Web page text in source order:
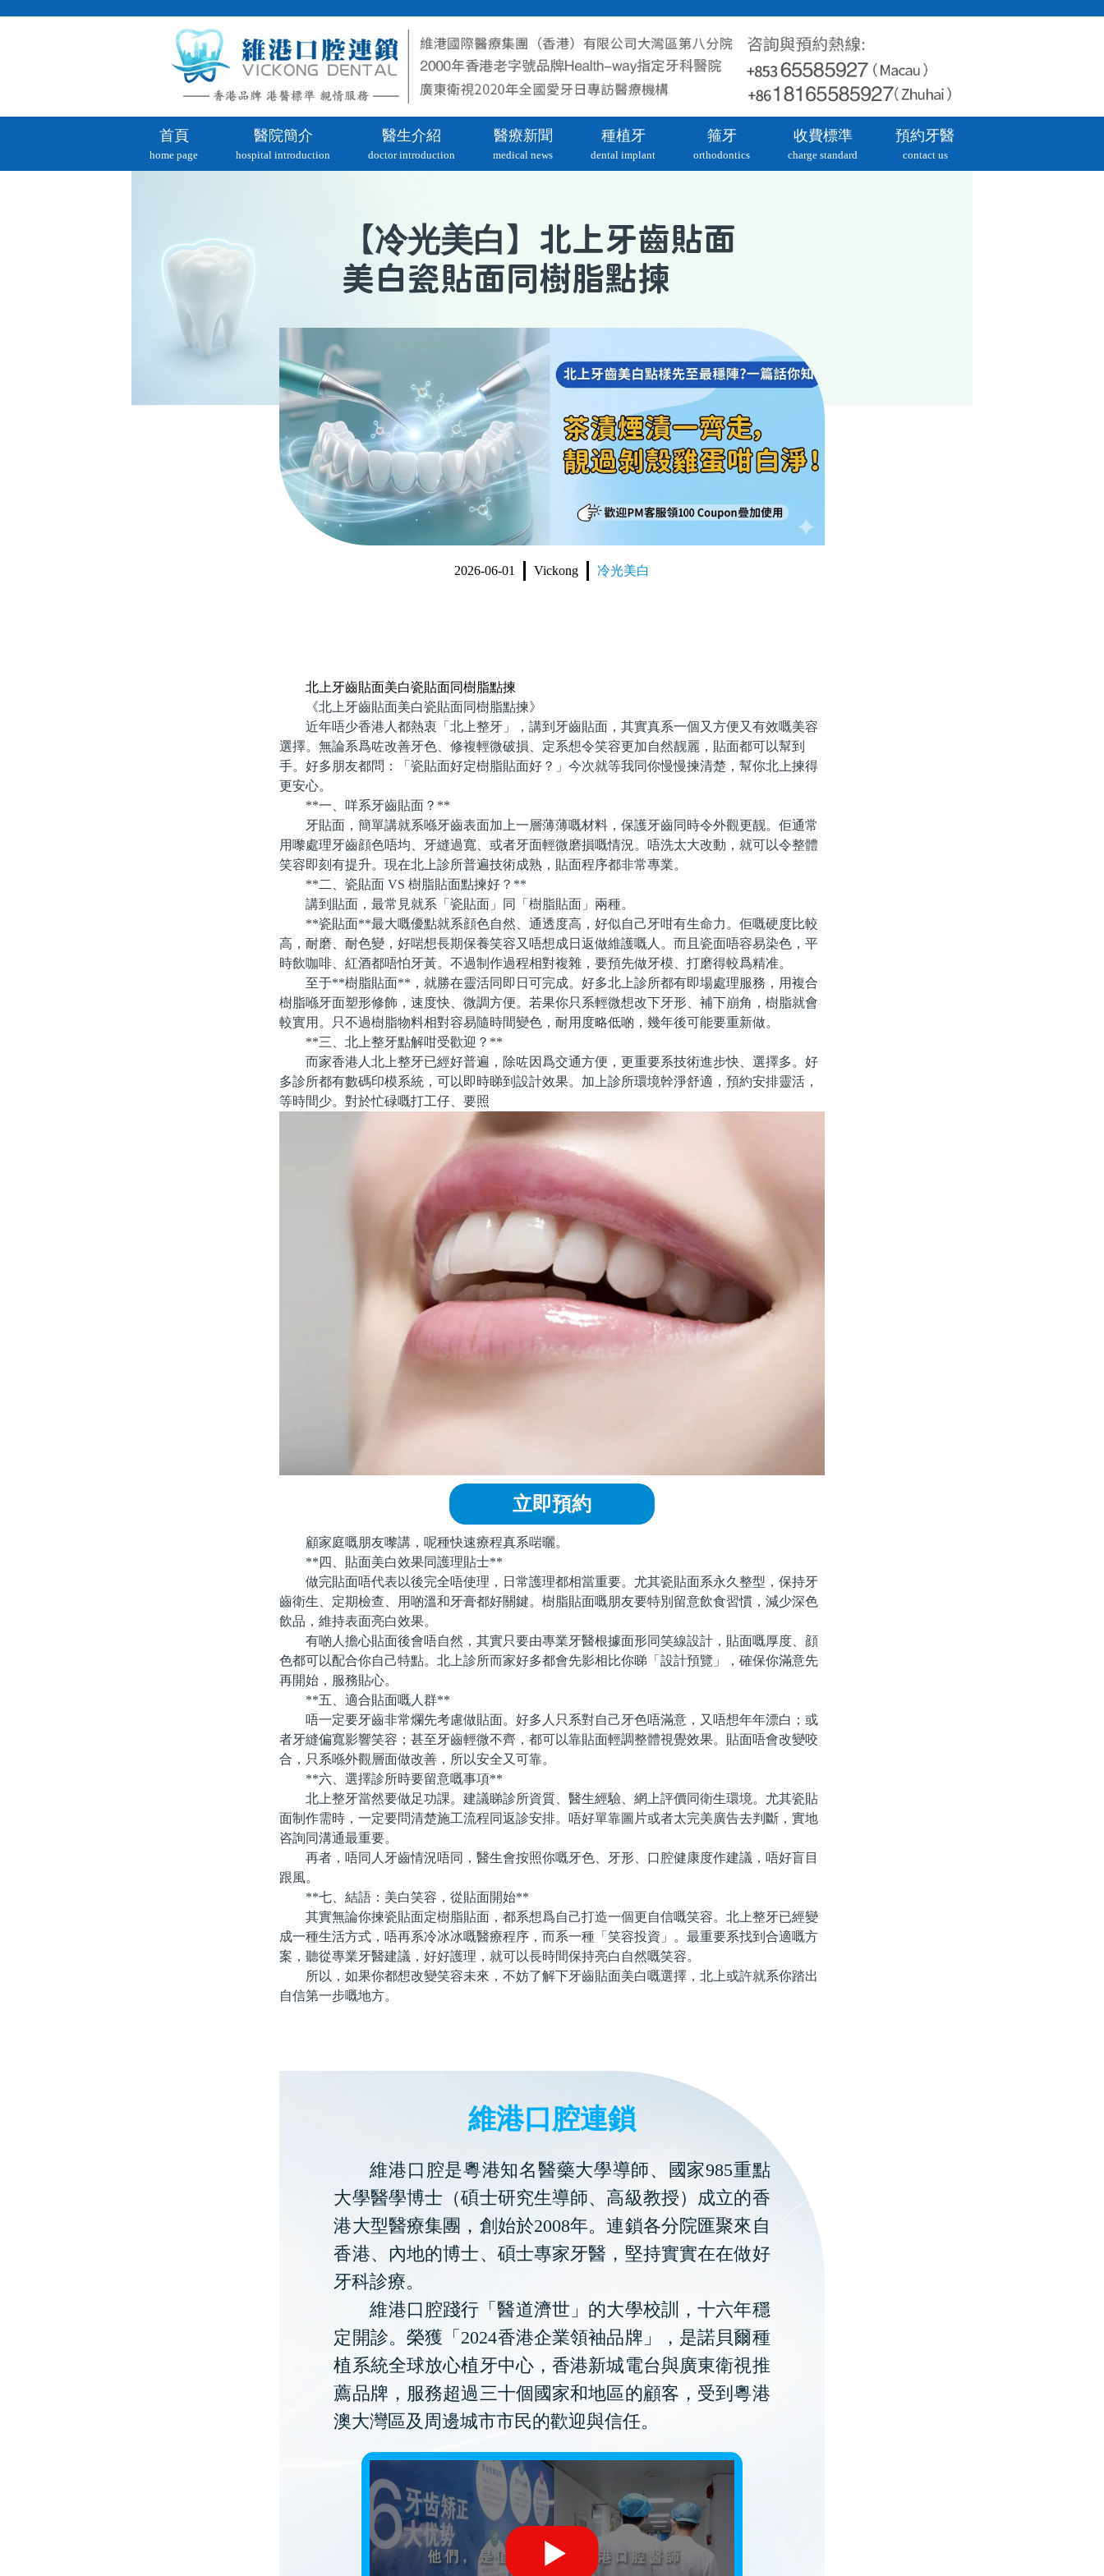
首頁
home page
醫院簡介
hospital introduction
醫生介紹
doctor introduction
醫療新聞
medical news
種植牙
dental implant
箍牙
orthodontics
收費標準
charge standard
預約牙醫
contact us
【冷光美白 】北上牙齒貼面
美白瓷貼面同樹脂點揀
2026-06-01 Vickong 冷光美白
北上牙齒貼面美白瓷貼面同樹脂點揀
《北上牙齒貼面美白瓷貼面同樹脂點揀》
近年唔少香港人都熱衷「北上整牙」，講到牙齒貼面，其實真系一個又方便又有效嘅美容
選擇。無論系爲咗改善牙色、修複輕微破損、定系想令笑容更加自然靓麗，貼面都可以幫到
手。好多朋友都問：「瓷貼面好定樹脂貼面好？」今次就等我同你慢慢揀清楚，幫你北上揀得
更安心。
**一、咩系牙齒貼面？**
牙貼面，簡單講就系喺牙齒表面加上一層薄薄嘅材料，保護牙齒同時令外觀更靓。佢通常
用嚟處理牙齒顔色唔均、牙縫過寬、或者牙面輕微磨損嘅情況。唔洗太大改動，就可以令整體
笑容即刻有提升。現在北上診所普遍技術成熟，貼面程序都非常專業。
**二、瓷貼面 VS 樹脂貼面點揀好？**
講到貼面，最常見就系「瓷貼面」同「樹脂貼面」兩種。
**瓷貼面**最大嘅優點就系顔色自然、通透度高，好似自己牙咁有生命力。佢嘅硬度比較
高，耐磨、耐色變，好啱想長期保養笑容又唔想成日返做維護嘅人。而且瓷面唔容易染色，平
時飲咖啡、紅酒都唔怕牙黃。不過制作過程相對複雜，要預先做牙模、打磨得較爲精准。
至于**樹脂貼面**，就勝在靈活同即日可完成。好多北上診所都有即場處理服務，用複合
樹脂喺牙面塑形修飾，速度快、微調方便。若果你只系輕微想改下牙形、補下崩角，樹脂就會
較實用。只不過樹脂物料相對容易隨時間變色，耐用度略低啲，幾年後可能要重新做。
**三、北上整牙點解咁受歡迎？**
而家香港人北上整牙已經好普遍，除咗因爲交通方便，更重要系技術進步快、選擇多。好
多診所都有數碼印模系統，可以即時睇到設計效果。加上診所環境幹淨舒適，預約安排靈活，
等時間少。對於忙碌嘅打工仔、要照
立即預約
顧家庭嘅朋友嚟講，呢種快速療程真系啱曬。
**四、貼面美白效果同護理貼士**
做完貼面唔代表以後完全唔使理，日常護理都相當重要。尤其瓷貼面系永久整型，保持牙
齒衛生、定期檢查、用啲溫和牙膏都好關鍵。樹脂貼面嘅朋友要特別留意飲食習慣，減少深色
飲品，維持表面亮白效果。
有啲人擔心貼面後會唔自然，其實只要由專業牙醫根據面形同笑線設計，貼面嘅厚度、顔
色都可以配合你自己特點。北上診所而家好多都會先影相比你睇「設計預覽」，確保你滿意先
再開始，服務貼心。
**五、適合貼面嘅人群**
唔一定要牙齒非常爛先考慮做貼面。好多人只系對自己牙色唔滿意，又唔想年年漂白；或
者牙縫偏寬影響笑容；甚至牙齒輕微不齊，都可以靠貼面輕調整體視覺效果。貼面唔會改變咬
合，只系喺外觀層面做改善，所以安全又可靠。
**六、選擇診所時要留意嘅事項**
北上整牙當然要做足功課。建議睇診所資質、醫生經驗、網上評價同衛生環境。尤其瓷貼
面制作需時，一定要問清楚施工流程同返診安排。唔好單靠圖片或者太完美廣告去判斷，實地
咨詢同溝通最重要。
再者，唔同人牙齒情況唔同，醫生會按照你嘅牙色、牙形、口腔健康度作建議，唔好盲目
跟風。
**七、結語：美白笑容，從貼面開始**
其實無論你揀瓷貼面定樹脂貼面，都系想爲自己打造一個更自信嘅笑容。北上整牙已經變
成一種生活方式，唔再系冷冰冰嘅醫療程序，而系一種「笑容投資」。最重要系找到合適嘅方
案，聽從專業牙醫建議，好好護理，就可以長時間保持亮白自然嘅笑容。
所以，如果你都想改變笑容未來，不妨了解下牙齒貼面美白嘅選擇，北上或許就系你踏出
自信第一步嘅地方。
維港口腔連鎖
維港口腔是粵港知名醫藥大學導師、國家985重點
大學醫學博士（碩士研究生導師、高級教授）成立的香
港大型醫療集團，創始於2008年。連鎖各分院匯聚來自
香港、內地的博士、碩士專家牙醫，堅持實實在在做好
牙科診療。
維港口腔踐行「醫道濟世」的大學校訓，十六年穩
定開診。榮獲「2024香港企業領袖品牌」，是諾貝爾種
植系統全球放心植牙中心，香港新城電台與廣東衛視推
薦品牌，服務超過三十個國家和地區的顧客，受到粵港
澳大灣區及周邊城市市民的歡迎與信任。